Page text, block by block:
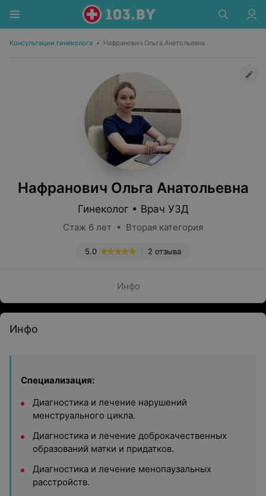
Консультации гинеколога • Нафранович Ольга Анатольевна
Нафранович Ольга Анатольевна
Гинеколог • Врач УЗД
Стаж 6 лет • Вторая категория
2 отзыва
5.0
Инфо
Инфо
Специализация:
Диагностика и лечение нарушений
менструального цикла.
Диагностика и лечение доброкачественных
образований матки и придатков.
Диагностика и лечение менопаузальных
расстройств.